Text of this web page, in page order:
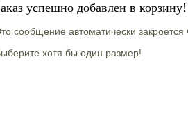
успешно добавлен в корзину!
сообщение автоматически закроется
хотя бы один размер!